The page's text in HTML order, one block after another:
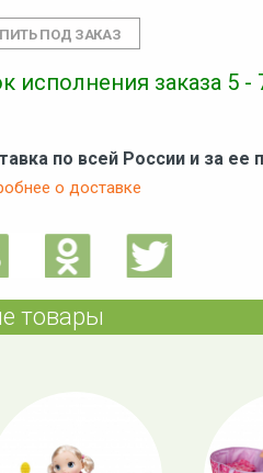
исполнения заказа 5 -
по всей России и за ее
о доставке
товары